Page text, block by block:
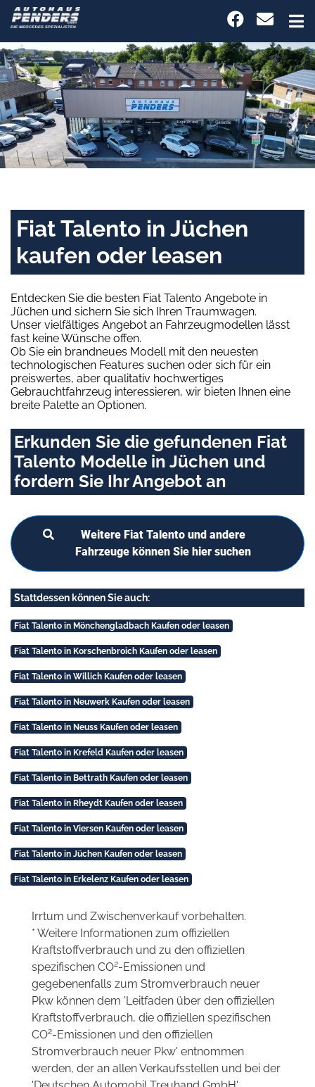
Fiat Talento in Jüchen
kaufen oder leasen
Entdecken Sie die besten Fiat Talento Angebote in
Jüchen und sichern Sie sich Ihren Traumwagen.
Unser vielfältiges Angebot an Fahrzeugmodellen lässt
fast keine Wünsche offen.
Ob Sie ein brandneues Modell mit den neuesten
technologischen Features suchen oder sich für ein
preiswertes, aber qualitativ hochwertiges
Gebrauchtfahrzeug interessieren, wir bieten Ihnen eine
breite Palette an Optionen.
Erkunden Sie die gefundenen Fiat
Talento Modelle in Jüchen und
fordern Sie Ihr Angebot an
Weitere Fiat Talento und andere
Fahrzeuge können Sie hier suchen
Stattdessen können Sie auch:
Fiat Talento in Mönchengladbach Kaufen oder leasen
Fiat Talento in Korschenbroich Kaufen oder leasen
Fiat Talento in Willich Kaufen oder leasen
Fiat Talento in Neuwerk Kaufen oder leasen
Fiat Talento in Neuss Kaufen oder leasen
Fiat Talento in Krefeld Kaufen oder leasen
Fiat Talento in Bettrath Kaufen oder leasen
Fiat Talento in Rheydt Kaufen oder leasen
Fiat Talento in Viersen Kaufen oder leasen
Fiat Talento in Jüchen Kaufen oder leasen
Fiat Talento in Erkelenz Kaufen oder leasen
Irrtum und Zwischenverkauf vorbehalten.
* Weitere Informationen zum offiziellen
Kraftstoffverbrauch und zu den offiziellen
spezifischen CO2-Emissionen und
gegebenenfalls zum Stromverbrauch neuer
Pkw können dem 'Leitfaden über den offiziellen
Kraftstoffverbrauch, die offiziellen spezifischen
CO2-Emissionen und den offiziellen
Stromverbrauch neuer Pkw' entnommen
werden, der an allen Verkaufsstellen und bei der